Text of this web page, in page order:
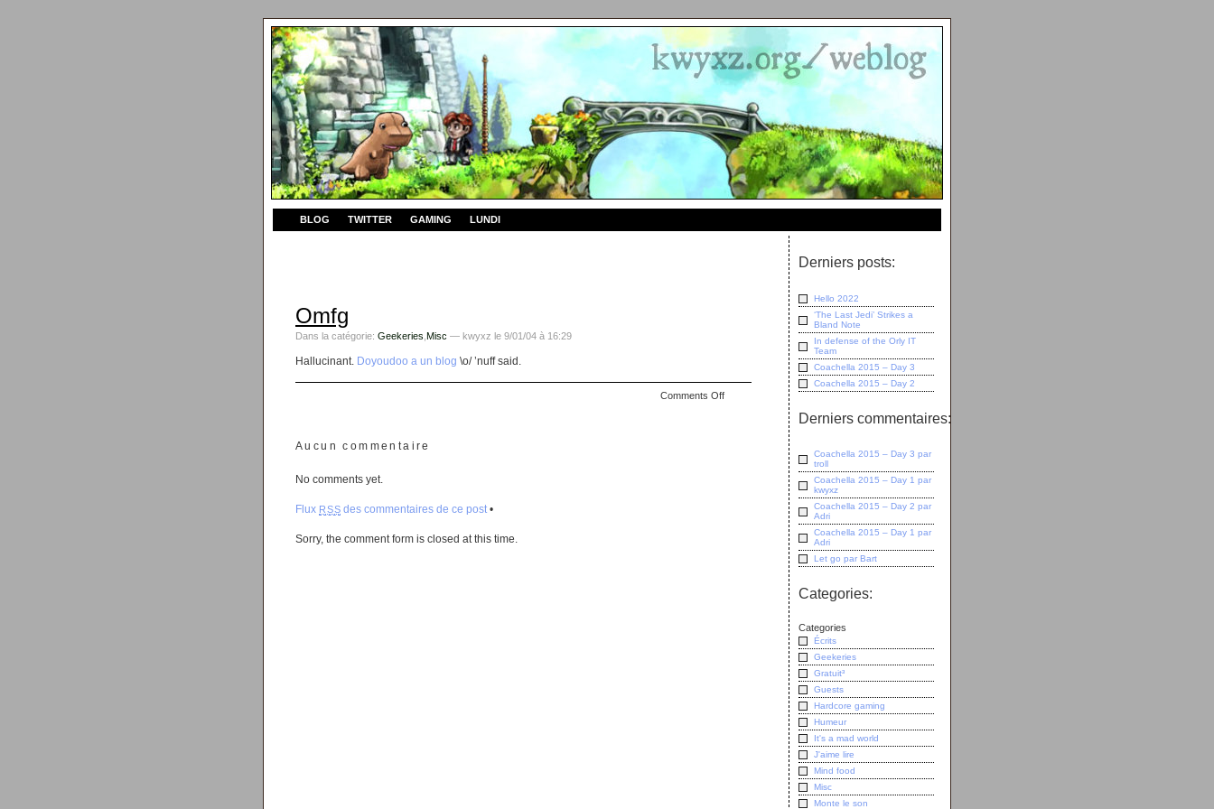
BLOG TWITTER GAMING LUNDI
Omfg
Dans la catégorie: Geekeries Misc — kwyxz le 9/01/04 à 16:29
Hallucinant. Doyoudoo a un blog \o/ ’nuff said.
Comments Offon
Aucun commentaire
No comments yet.
Flux RSS des commentaires de ce post•
Sorry, the comment form is closed at this time.
Derniers posts:
Hello 2022
‘The Last Jedi’ Strikes a
Bland Note
In defense of the Orly IT
Team
Coachella 2015 – Day 3
Coachella 2015 – Day 2
Derniers commentaires:
Coachella 2015 – Day 3 par
troll
Coachella 2015 – Day 1 par
kwyxz
Coachella 2015 – Day 2 par
Adri
Coachella 2015 – Day 1 par
Adri
Let go par Bart
Categories:
Categories
Écrits
Geekeries
Gratuit³
Guests
Hardcore gaming
Humeur
It's a mad world
J'aime lire
Mind food
Misc
Monte le son